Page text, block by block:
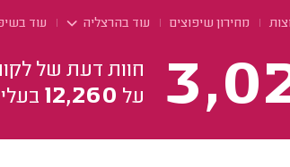
מחירון שיפוצים עוד בהרצליה עוד
חוות דעת של
על 12,260